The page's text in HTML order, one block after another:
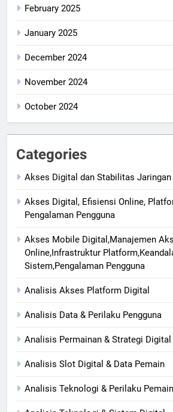
February 2025
January 2025
December 2024
November 2024
October 2024
Categories
Akses Digital dan Stabilitas Jaringan
Akses Digital, Efisiensi Online,
Pengalaman Pengguna
Akses Mobile Digital,Manajemen
Online,Infrastruktur
Sistem,Pengalaman Pengguna
Analisis Akses Platform Digital
Analisis Data & Perilaku Pengguna
Analisis Permainan & Strategi Digital
Analisis Slot Digital & Data Pemain
Analisis Teknologi & Perilaku